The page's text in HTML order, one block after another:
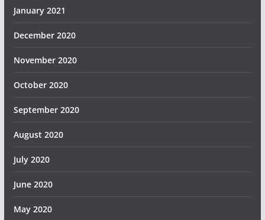
January 2021
December 2020
November 2020
October 2020
September 2020
August 2020
July 2020
June 2020
May 2020